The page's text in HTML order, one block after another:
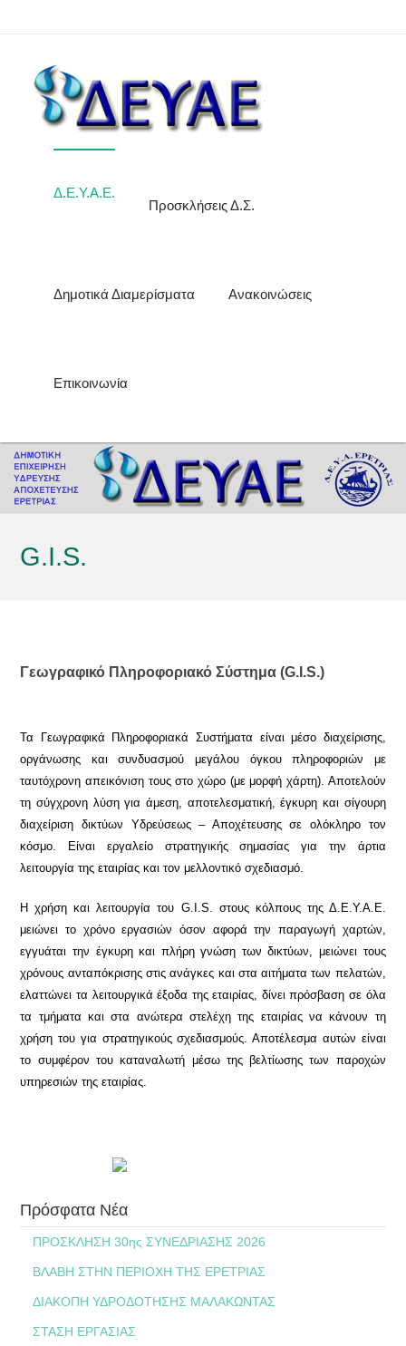
Δ.Ε.Υ.Α.Ε.
Προσκλήσεις Δ.Σ.
Δημοτικά Διαμερίσματα Ανακοινώσεις
Επικοινωνία
G.I.S.
Γεωγραφικό Πληροφοριακό Σύστημα (G.I.S.)
Τα Γεωγραφικά Πληροφοριακά Συστήματα είναι μέσο διαχείρισης,
οργάνωσης και συνδυασμού μεγάλου όγκου πληροφοριών με
ταυτόχρονη απεικόνιση τους στο χώρο (με μορφή χάρτη). Αποτελούν
τη σύγχρονη λύση για άμεση, αποτελεσματική, έγκυρη και σίγουρη
διαχείριση δικτύων Υδρεύσεως – Αποχέτευσης σε ολόκληρο τον
κόσμο. Είναι εργαλείο στρατηγικής σημασίας για την άρτια
λειτουργία της εταιρίας και τον μελλοντικό σχεδιασμό.
Η χρήση και λειτουργία του G.I.S. στους κόλπους της Δ.Ε.Υ.Α.Ε.
μειώνει το χρόνο εργασιών όσον αφορά την παραγωγή χαρτών,
εγγυάται την έγκυρη και πλήρη γνώση των δικτύων, μειώνει τους
χρόνους ανταπόκρισης στις ανάγκες και στα αιτήματα των πελατών,
ελαττώνει τα λειτουργικά έξοδα της εταιρίας, δίνει πρόσβαση σε όλα
τα τμήματα και στα ανώτερα στελέχη της εταιρίας να κάνουν τη
χρήση του για στρατηγικούς σχεδιασμούς. Αποτέλεσμα αυτών είναι
το συμφέρον του καταναλωτή μέσω της βελτίωσης των παροχών
υπηρεσιών της εταιρίας.
Πρόσφατα Νέα
ΠΡΟΣΚΛΗΣΗ 30ης ΣΥΝΕΔΡΙΑΣΗΣ 2026
ΒΛΑΒΗ ΣΤΗΝ ΠΕΡΙΟΧΗ ΤΗΣ ΕΡΕΤΡΙΑΣ
ΔΙΑΚΟΠΗ ΥΔΡΟΔΟΤΗΣΗΣ ΜΑΛΑΚΩΝΤΑΣ
ΣΤΑΣΗ ΕΡΓΑΣΙΑΣ